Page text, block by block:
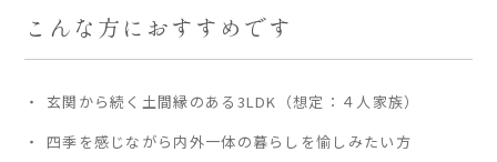
こんな方におすすめです
玄関から続く土間縁のある3LDK（想定：４人家族）
四季を感じながら内外一体の暮らしを愉しみたい方